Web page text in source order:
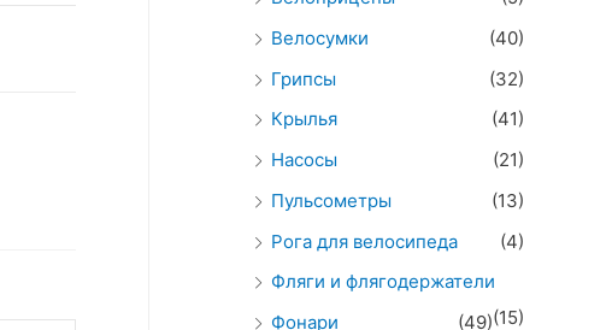
Велосумки
(40)
Грипсы
(32)
Крылья
(41)
Насосы
(21)
Пульсометры
(13)
Рога для велосипеда
(4)
Фляги и флягодержатели
(15)
Фонари
(49)